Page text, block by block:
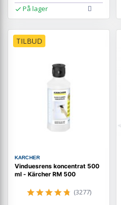
På lager
TILBUD
KARCHER
Vinduesrens koncentrat 500
ml - Kärcher RM 500
(3277)